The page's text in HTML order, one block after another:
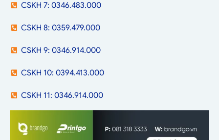
CSKH 7: 0346.483.000
CSKH 8: 0359.479.000
CSKH 9: 0346.914.000
CSKH 10: 0394.413.000
CSKH 11: 0346.914.000